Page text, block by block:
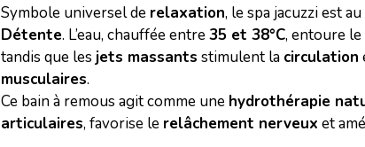
Symbole universel de relaxation, le spa jacuzzi est
Détente. L’eau, chauffée entre35 et 38°C, entoure le
tandis que les jets massants stimulent la circulation
musculaires.
Ce bain à remous agit comme une hydrothérapie
articulaires, favorise le relâchement nerveux et